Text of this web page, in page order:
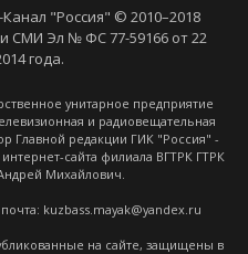
"Россия" © 2010–2018
СМИ Эл № ФС 77-59166 от 22
года.
унитарное предприятие
и радиовещательная
Главной редакции ГИК "Россия" -
сайта филиала ВГТРК ГТРК
Михайлович.
kuzbass.mayak@yandex.ru
на сайте, защищены в